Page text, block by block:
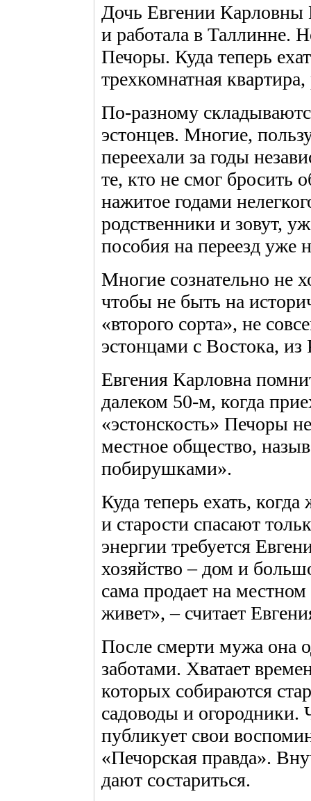
Дочь Евгении Карловны
и работала в Таллинне.
Печоры. Куда теперь
трехкомнатная
По-разному
эстонцев. Многие,
переехали за годы
те, кто не смог бросить
нажитое годами
родственники и зовут,
пособия на переезд уже
Многие сознательно не
чтобы не быть на
«второго сорта», не
эстонцами с Востока, из
Евгения Карловна
далеком 50-м, когда
«эстонскость» Печоры
местное общество,
побирушками».
Куда теперь ехать,
и старости спасают
энергии требуется
хозяйство – дом и
сама продает на
живет», – считает
После смерти мужа она
заботами. Хватает
которых собираются
садоводы и огородники.
публикует свои
«Печорская правда».
дают состариться.